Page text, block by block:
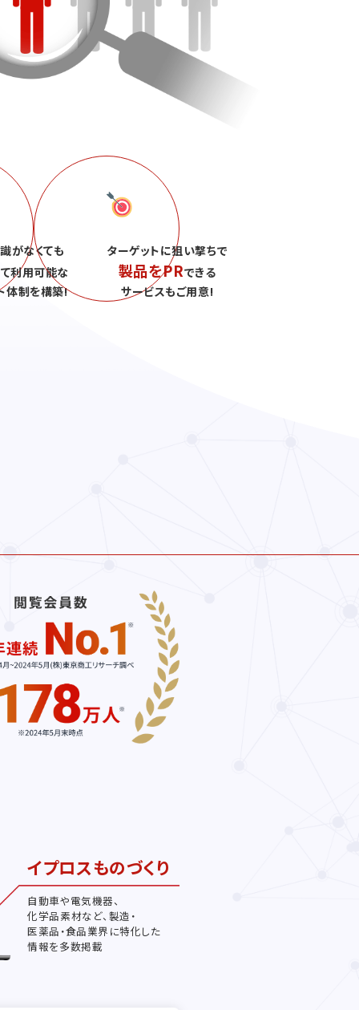
がなくても
利用可能な
体制を構築!
ターゲットに狙い撃ちで
製品をPRできる
サービスもご用意!
イプロスものづくり
自動車や電気機器、
化学品素材など、製造・
医薬品・食品業界に特化した
情報を多数掲載